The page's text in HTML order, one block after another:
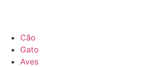
Cão
Gato
Aves